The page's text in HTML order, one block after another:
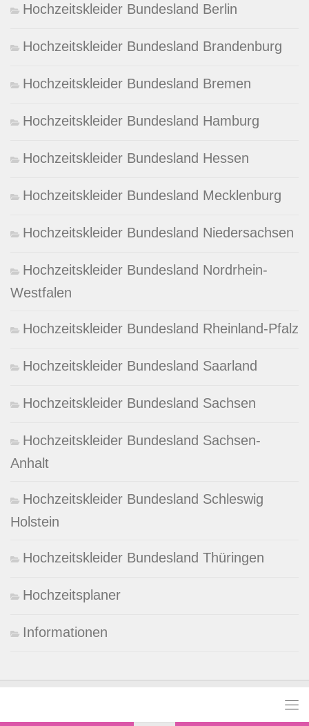
Hochzeitskleider Bundesland Berlin
Hochzeitskleider Bundesland Brandenburg
Hochzeitskleider Bundesland Bremen
Hochzeitskleider Bundesland Hamburg
Hochzeitskleider Bundesland Hessen
Hochzeitskleider Bundesland Mecklenburg
Hochzeitskleider Bundesland Niedersachsen
Hochzeitskleider Bundesland Nordrhein-
Westfalen
Hochzeitskleider Bundesland Rheinland-Pfalz
Hochzeitskleider Bundesland Saarland
Hochzeitskleider Bundesland Sachsen
Hochzeitskleider Bundesland Sachsen-
Anhalt
Hochzeitskleider Bundesland Schleswig
Holstein
Hochzeitskleider Bundesland Thüringen
Hochzeitsplaner
Informationen